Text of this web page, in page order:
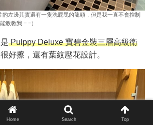
左邊其實還有一隻洗屁屁的龍頭，但是我一直不會控制
教教我 = =）
Pulppy Deluxe 寶碧金裝三層高級衛
好擦，還有葉紋壓花設計。
Home Search Top